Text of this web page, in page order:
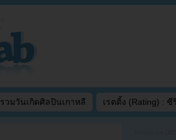
รวมวันเกิดศิลปินเกาหลี เรตติ้ง (Rating) : ซี